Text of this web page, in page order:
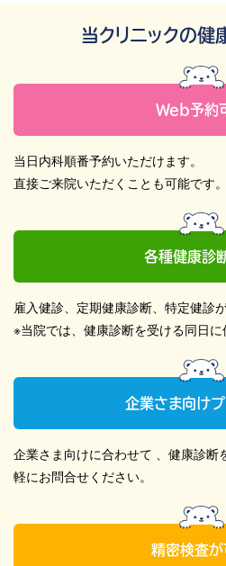
当クリニックの健
Web予約
当日内科順番予約いただけます。
直接ご来院いただくことも可能です。
各種健康診
雇入健診、定期健康診断、特定健診が
※当院では、健康診断を受ける同日に
企業さま向けプ
企業さま向けに合わせて 、健康診断
軽にお問合せください。
精密検査が